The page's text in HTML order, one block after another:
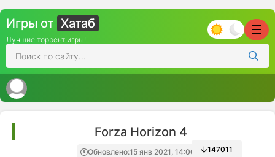
Игры от Хатаб
Лучшие торрент игры!
Forza Horizon 4
Обновлено:15 янв 2021, 14:00
147011